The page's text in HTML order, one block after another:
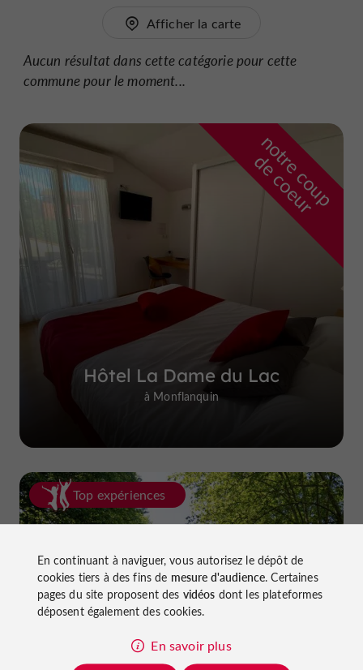
Afficher la carte
Aucun résultat dans cette catégorie pour cette
commune pour le moment...
n
o
t
r
e
c
o
u
p
d
e
c
o
e
u
r
Hôtel La Dame du Lac
à Monflanquin
Top expériences
pistes cyclables et voies vertes !
En continuant à naviguer, vous autorisez le dépôt de
cookies tiers à des fins de mesure d'audience. Certaines
pages du site proposent des vidéos dont les plateformes
déposent également des cookies.
En savoir plus